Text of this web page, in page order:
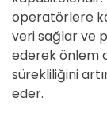
operatörlere
veri sağlar ve
ederek önlem
sürekliliğini
eder.